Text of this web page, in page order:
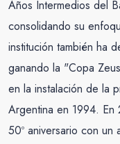
Años Intermedios del
consolidando su
institución también ha
ganando la "Copa
en la instalación de la
Argentina en 1994.
50º aniversario con un